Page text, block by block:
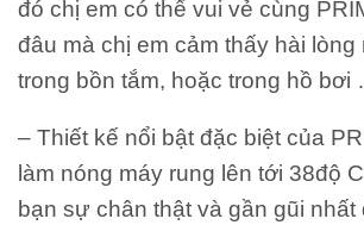
đó chị em có thể vui vẻ cùng
đâu mà chị em cảm thấy hài lòng
trong bồn tắm, hoặc trong hồ bơi
– Thiết kế nổi bật đặc biệt của
làm nóng máy rung lên tới 38độ
bạn sự chân thật và gần gũi nhất